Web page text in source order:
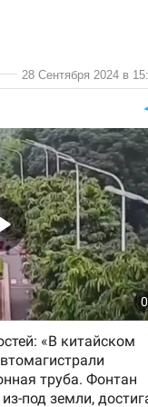
28 Сентября 2024 в